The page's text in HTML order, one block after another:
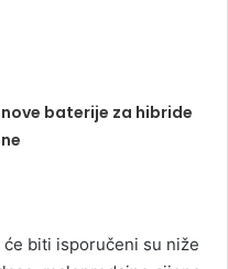
baterije za hibride
biti isporučeni su niže